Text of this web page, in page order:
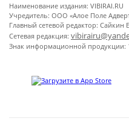
Наименование издания: VIBIRAI.RU
Учредитель: ООО «Алое Поле
Главный сетевой редактор: Сайкин
Сетевая редакция:
Знак информационной продукции: